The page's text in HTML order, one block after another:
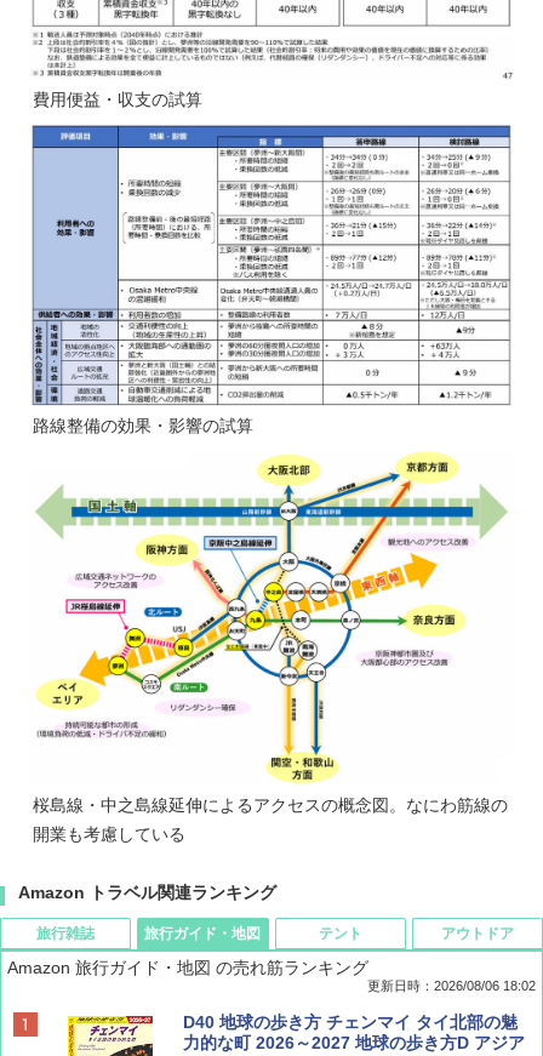
費用便益・収支の試算
路線整備の効果・影響の試算
桜島線・中之島線延伸によるアクセスの概念図。なにわ筋線の
開業も考慮している
Amazon トラベル関連ランキング
旅行雑誌
ディズニーファン ２０２６年 ９月号 [雑
誌] (ＤＩＳＮＥＹ ＦＡＮ)
旅行ガイド・地図
Amazon 旅行ガイド・地図 の売れ筋ランキング
更新日時：2026/08/06 18:02
D40 地球の歩き方 チェンマイ タイ北部の魅
力的な町 2026～2027 地球の歩き方D アジア
テント アウトドア